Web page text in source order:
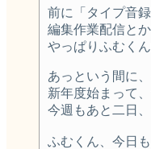
前に「タイプ音
編集作業配信と
やっぱりふむく
あっという間に
新年度始まって
今週もあと二日
ふむくん、今日